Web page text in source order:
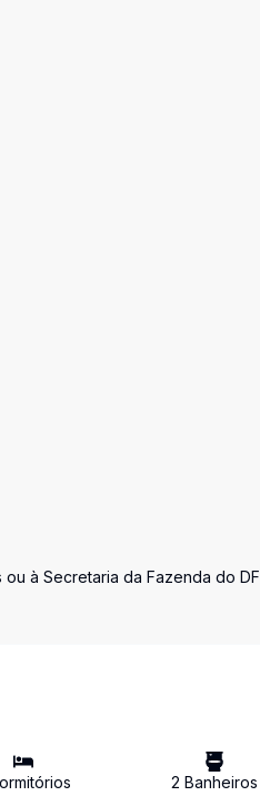
à Secretaria da Fazenda do DF
s 2 Banheiros